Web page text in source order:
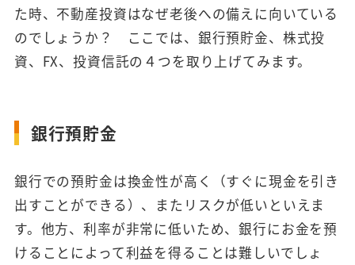
た時、不動産投資はなぜ老後への備えに向いている
のでしょうか？ ここでは、銀行預貯金、株式投
資、FX、投資信託の４つを取り上げてみます。
銀行預貯金
銀行での預貯金は換金性が高く（すぐに現金を引き
出すことができる）、またリスクが低いといえま
す。他方、利率が非常に低いため、銀行にお金を預
けることによって利益を得ることは難しいでしょ